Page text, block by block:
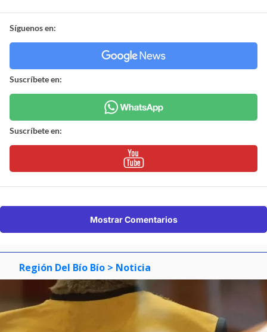
Síguenos en:
Suscríbete en:
Suscríbete en:
Mostrar Comentarios
Región Del Bío Bío > Noticia